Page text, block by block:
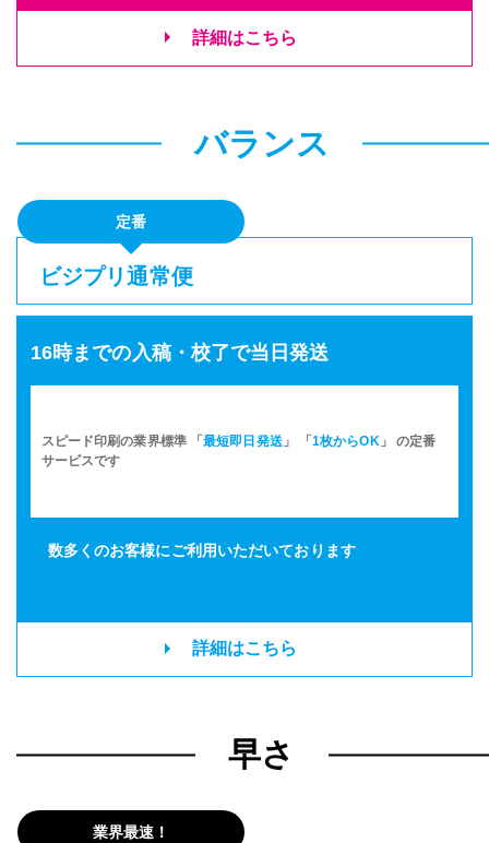
詳細はこちら
バランス
定番
ビジプリ通常便
16時までの入稿・校了で当日発送
スピード印刷の業界標準 「最短即日発送」 「1枚からOK」 の定番
サービスです
数多くのお客様にご利用いただいております
詳細はこちら
早さ
業界最速！